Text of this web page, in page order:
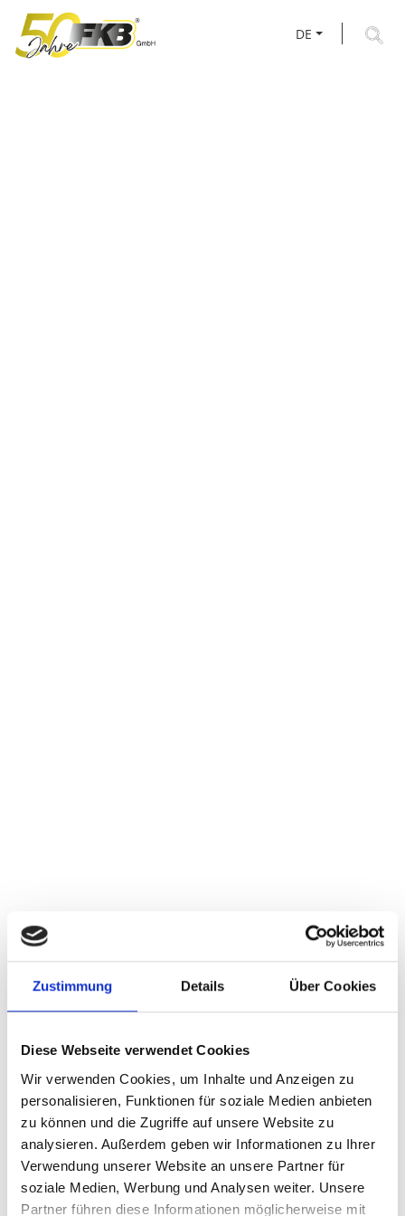
Zustimmung Details Über Cookies
Diese Webseite verwendet Cookies
Wir verwenden Cookies, um Inhalte und Anzeigen zu
personalisieren, Funktionen für soziale Medien anbieten
zu können und die Zugriffe auf unsere Website zu
analysieren. Außerdem geben wir Informationen zu Ihrer
Verwendung unserer Website an unsere Partner für
soziale Medien, Werbung und Analysen weiter. Unsere
Partner führen diese Informationen möglicherweise mit
DE
Liebe Schülerinnen, Schüler und Eltern,
am Freitag findet wieder die KAZ in Sulz statt - und wir sind
in diesem Jahr auch am Start!
welche beruflichen Möglichkeiten Ihr bei uns habt...
Abgemacht? ... Abgemacht! :-)
KAZ Sulz | 20.10.23 | Stadthalle im Backsteinbau
08:00 - 16:00 Uhr
Stand FKB: S3 / EG